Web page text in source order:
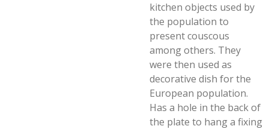
kitchen objects used by
the population to
present couscous
among others. They
were then used as
decorative dish for the
European population.
Has a hole in the back of
the plate to hang a fixing